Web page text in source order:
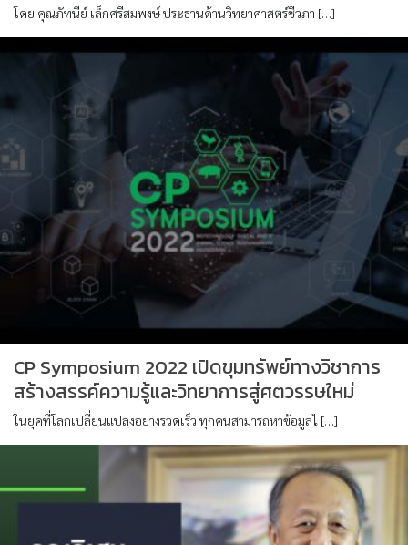
โดย คุณภัทนีย์ เล็กศรีสมพงษ์ ประธานด้านวิทยาศาสตร์ชีวภา […]
CP Symposium 2022 เปิดขุมทรัพย์ทางวิชาการ
สร้างสรรค์ความรู้และวิทยาการสู่ศตวรรษใหม่
ในยุคที่โลกเปลี่ยนแปลงอย่างรวดเร็ว ทุกคนสามารถหาข้อมูลไ […]